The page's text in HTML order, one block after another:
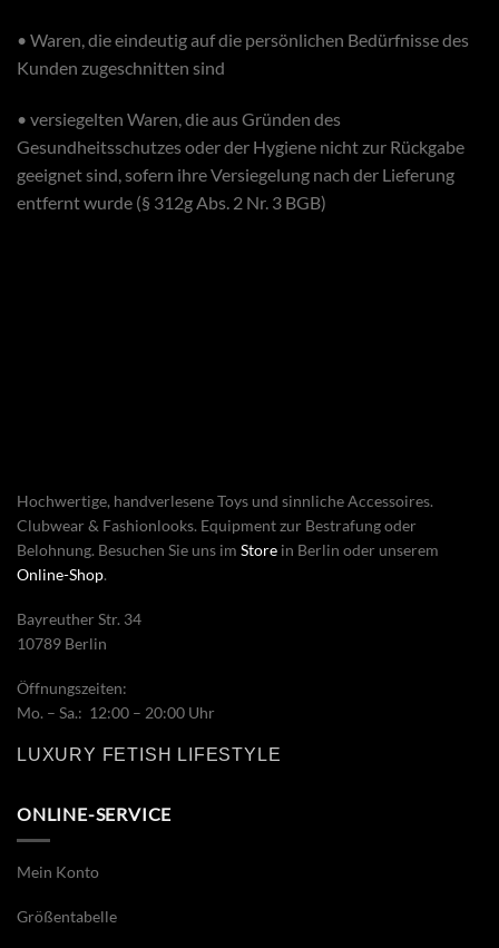
• Waren, die eindeutig auf die persönlichen Bedürfnisse des
Kunden zugeschnitten sind
• versiegelten Waren, die aus Gründen des
Gesundheitsschutzes oder der Hygiene nicht zur Rückgabe
geeignet sind, sofern ihre Versiegelung nach der Lieferung
entfernt wurde (§ 312g Abs. 2 Nr. 3 BGB)
Hochwertige, handverlesene Toys und sinnliche Accessoires.
Clubwear & Fashionlooks. Equipment zur Bestrafung oder
Belohnung. Besuchen Sie uns im Store in Berlin oder unserem
Online-Shop.
Bayreuther Str. 34
10789 Berlin
Öffnungszeiten:
Mo. – Sa.: 12:00 – 20:00 Uhr
LUXURY FETISH LIFESTYLE
ONLINE-SERVICE
Mein Konto
Größentabelle